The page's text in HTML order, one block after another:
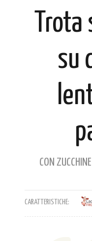
su
CON
CARATTERISTICHE: